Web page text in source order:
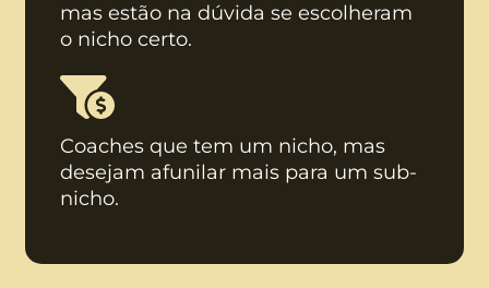
mas estão na dúvida se escolheram
o nicho certo.
Coaches que tem um nicho, mas
desejam afunilar mais para um sub-
nicho.